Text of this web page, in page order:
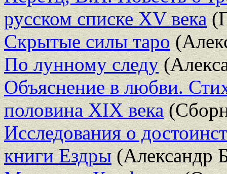
русском списке XV века
Скрытые силы таро
По лунному следу
Объяснение в любви.
половина XIX века
Исследования о
книги Ездры(Александр